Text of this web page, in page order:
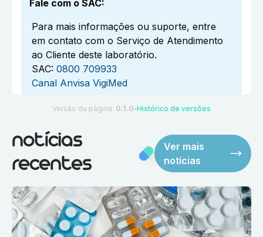
Fale com o SAC:
Para mais informações ou suporte, entre
em contato com o Serviço de Atendimento
ao Cliente deste laboratório.
SAC: 0800 709933
Canal Anvisa VigiMed
Versão da página: 0.1.0 ●Histórico de versões
notícias
recentes
Ver mais
notícias